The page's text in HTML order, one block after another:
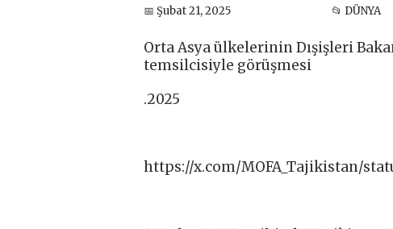
📅 Şubat 21, 2025 📂 DÜNYA
Orta Asya ülkelerinin Dışişleri
temsilcisiyle görüşmesi
.2025
https://x.com/MOFA_Tajikistan/